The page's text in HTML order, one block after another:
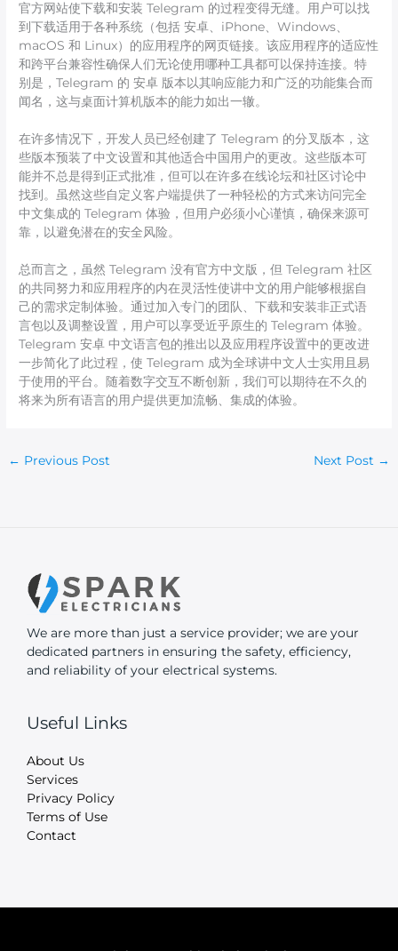
官方网站使下载和安装 Telegram 的过程变得无缝。用户可以找
到下载适用于各种系统（包括 安卓、iPhone、Windows、
macOS 和 Linux）的应用程序的网页链接。该应用程序的适应性
和跨平台兼容性确保人们无论使用哪种工具都可以保持连接。特
别是，Telegram 的 安卓 版本以其响应能力和广泛的功能集合而
闻名，这与桌面计算机版本的能力如出一辙。
在许多情况下，开发人员已经创建了 Telegram 的分叉版本，这
些版本预装了中文设置和其他适合中国用户的更改。这些版本可
能并不总是得到正式批准，但可以在许多在线论坛和社区讨论中
找到。虽然这些自定义客户端提供了一种轻松的方式来访问完全
中文集成的 Telegram 体验，但用户必须小心谨慎，确保来源可
靠，以避免潜在的安全风险。
总而言之，虽然 Telegram 没有官方中文版，但 Telegram 社区
的共同努力和应用程序的内在灵活性使讲中文的用户能够根据自
己的需求定制体验。通过加入专门的团队、下载和安装非正式语
言包以及调整设置，用户可以享受近乎原生的 Telegram 体验。
Telegram 安卓 中文语言包的推出以及应用程序设置中的更改进
一步简化了此过程，使 Telegram 成为全球讲中文人士实用且易
于使用的平台。随着数字交互不断创新，我们可以期待在不久的
将来为所有语言的用户提供更加流畅、集成的体验。
← Previous Post Next Post →
We are more than just a service provider; we are your
dedicated partners in ensuring the safety, efficiency,
and reliability of your electrical systems.
Useful Links
About Us
Services
Privacy Policy
Terms of Use
Contact